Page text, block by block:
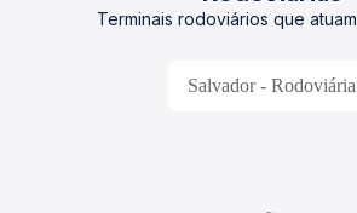
Terminais rodoviários que
Salvador - Rodoviária